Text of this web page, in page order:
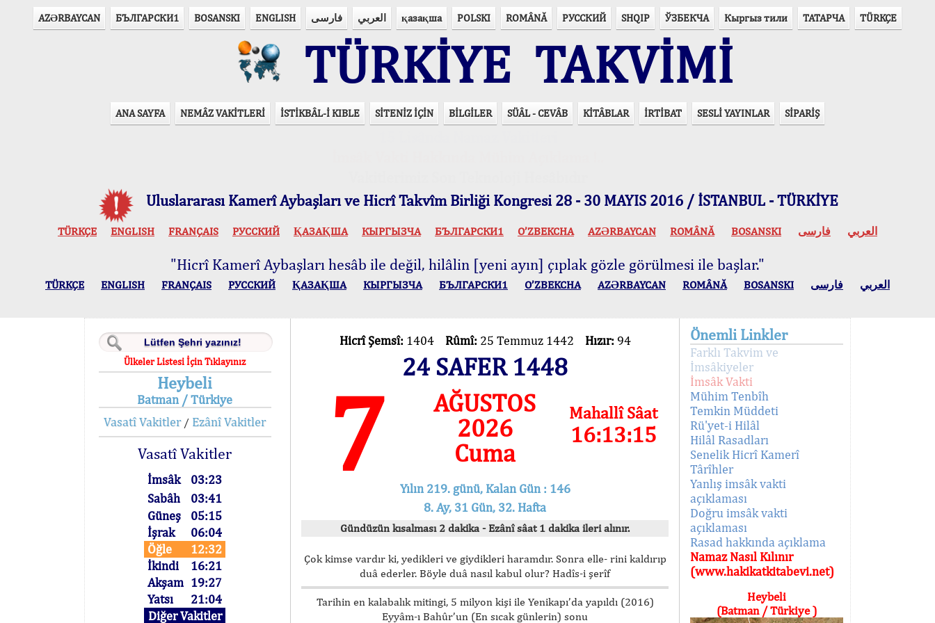
AZӘRBAYCAN БЪЛГАРСКИ1 BOSANSKI ENGLISH فارسی العربي қазақша POLSKI ROMÂNĂ РУССКИЙ SHQIP ЎЗБЕКЧА Кыргыз тили ТАТАРЧА TÜRKÇE
TÜRKİYE TAKVİMİ
ANA SAYFA NEMÂZ VAKİTLERİ İSTİKBÂL-İ KIBLE SİTENİZ İÇİN BİLGİLER SÜÂL - CEVÂB KİTÂBLAR İRTİBAT SESLİ YAYINLAR SİPARİŞ
Uluslararası Kamerî Aybaşları ve Hicrî Takvîm Birliği Kongresi 28 - 30 MAYIS 2016 / İSTANBUL - TÜRKİYE
TÜRKÇE ENGLISH FRANÇAIS РУССКИЙ ҚАЗАҚША КЫPГЫЗЧA БЪЛГАРСКИ1 O’ZBEKCHA AZӘRBAYCAN ROMÂNĂ BOSANSKI العربي فارسی
"Hicrî Kamerî Aybaşları hesâb ile değil, hilâlin [yeni ayın] çıplak gözle görülmesi ile başlar."
TÜRKÇE ENGLISH FRANÇAIS РУССКИЙ ҚАЗАҚША КЫPГЫЗЧA БЪЛГАРСКИ1 O’ZBEKCHA AZӘRBAYCAN ROMÂNĂ BOSANSKI العربي فارسی
Ülkeler Listesi İçin Tıklayınız
Heybeli
Batman / Türkiye
Vasatî Vakitler/ Ezânî Vakitler
Vasatî Vakitler
İmsâk
03:23
Sabâh
03:41
Güneş
05:15
İşrak
06:04
Öğle
12:32
İkindi
16:21
Akşam 19:27
Yatsı
21:04
Diğer Vakitler
Hicrî Şemsî: 1404 Rûmî: 25 Temmuz 1442 Hızır: 94
24 SAFER 1448
7
AĞUSTOS
2026
Cuma
Mahallî Sâat
16:13:15
Yılın 219. günü, Kalan Gün : 146
8. Ay, 31 Gün, 32. Hafta
Gündüzün kısalması 2 dakika - Ezânî sâat 1 dakika ileri alınır.
Çok kimse vardır ki, yedikleri ve giydikleri haramdır. Sonra elle- rini kaldırıp
duâ ederler. Böyle duâ nasıl kabul olur? Hadîs-i şerîf
Tarihin en kalabalık mitingi, 5 milyon kişi ile Yenikapı’da yapıldı (2016)
Eyyâm-ı Bahûr’un (En sıcak günlerin) sonu
Önemli Linkler
Farklı Takvim ve
İmsâkiyeler
İmsâk Vakti
Mühim Tenbîh
Temkin Müddeti
Rü'yet-i Hilâl
Hilâl Rasadları
Senelik Hicrî Kamerî
Târîhler
Yanlış imsâk vakti
açıklaması
Doğru imsâk vakti
açıklaması
Rasad hakkında açıklama
Namaz Nasıl Kılınır
(www.hakikatkitabevi.net)
Heybeli
(Batman / Türkiye )